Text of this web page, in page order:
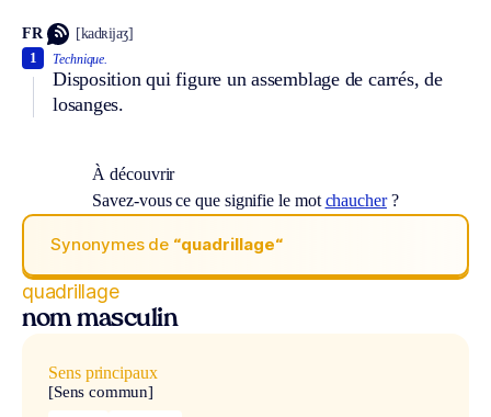
FR [kadʀijaʒ]
Technique.
Disposition qui figure un assemblage de carrés, de
losanges.
1
À découvrir
Savez-vous ce que signifie le mot chaucher?
Synonymes de “quadrillage“
quadrillage
nom masculin
Sens principaux
[Sens commun]